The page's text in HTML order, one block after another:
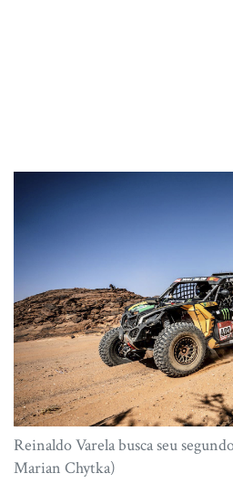
Reinaldo Varela busca seu
Marian Chytka)